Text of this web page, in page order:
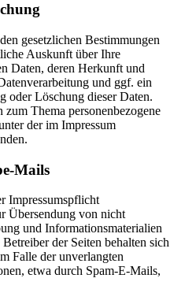
gesetzlichen Bestimmungen
Auskunft über Ihre
Daten, deren Herkunft und
und ggf. ein
oder Löschung dieser Daten.
Thema personenbezogene
der im Impressum
Mails
Impressumspflicht
Übersendung von nicht
und Informationsmaterialien
der Seiten behalten sich
Falle der unverlangten
etwa durch Spam-E-Mails,